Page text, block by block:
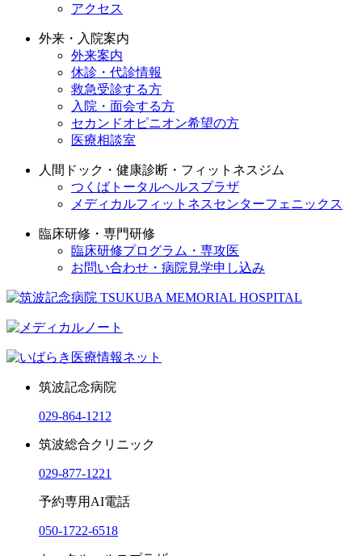
アクセス
外来・入院案内
外来案内
休診・代診情報
救急受診する方
入院・面会する方
セカンドオピニオン希望の方
医療相談室
人間ドック・健康診断・フィットネスジム
つくばトータルヘルスプラザ
メディカルフィットネスセンターフェニックス
臨床研修・専門研修
臨床研修プログラム・専攻医
お問い合わせ・病院見学申し込み
筑波記念病院
029-864-1212
筑波総合クリニック
029-877-1221
予約専用AI電話
050-1722-6518